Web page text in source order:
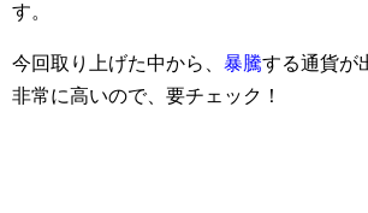
す。
今回取り上げた中から、 暴騰する通貨が
非常に高いので、要チェック！